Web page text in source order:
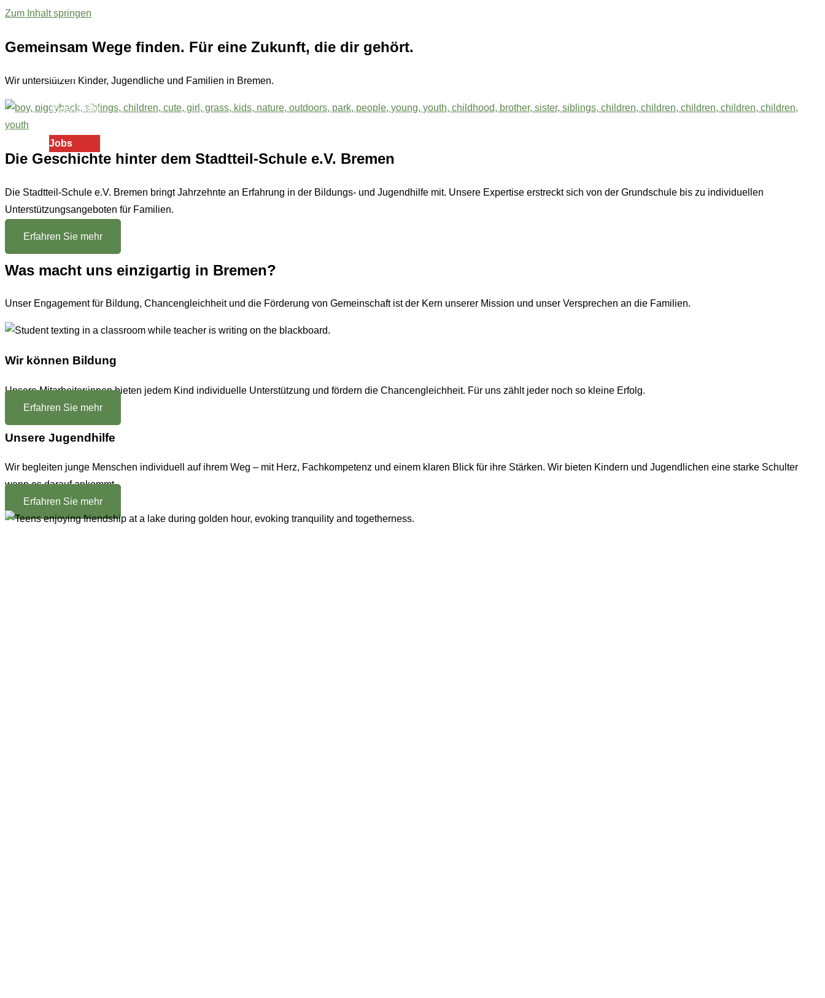
Zum Inhalt springen
Verein
Jugendhilfe
Jobs
Gemeinsam Wege finden. Für eine Zukunft, die dir gehört.
Wir unterstützen Kinder, Jugendliche und Familien in Bremen.
Die Geschichte hinter dem Stadtteil-Schule e.V. Bremen
Die Stadtteil-Schule e.V. Bremen bringt Jahrzehnte an Erfahrung in der Bildungs- und Jugendhilfe mit. Unsere Expertise erstreckt sich von der Grundschule bis zu individuellen
Unterstützungsangeboten für Familien.
Erfahren Sie mehr
Was macht uns einzigartig in Bremen?
Unser Engagement für Bildung, Chancengleichheit und die Förderung von Gemeinschaft ist der Kern unserer Mission und unser Versprechen an die Familien.
Wir können Bildung
Unsere Mitarbeiter:innen bieten jedem Kind individuelle Unterstützung und fördern die Chancengleichheit. Für uns zählt jeder noch so kleine Erfolg.
Erfahren Sie mehr
Unsere Jugendhilfe
Wir begleiten junge Menschen individuell auf ihrem Weg – mit Herz, Fachkompetenz und einem klaren Blick für ihre Stärken. Wir bieten Kindern und Jugendlichen eine starke Schulter
wenn es darauf ankommt.
Erfahren Sie mehr